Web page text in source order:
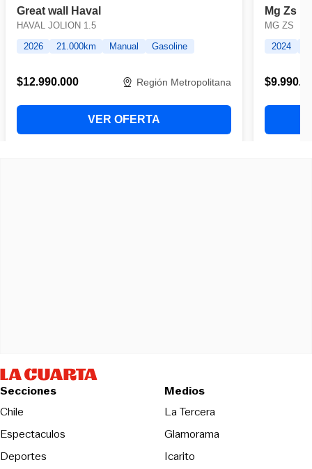
Secciones
Chile
Espectaculos
Deportes
Medios
La TerceraOpens in new
Glamorama
Icarito